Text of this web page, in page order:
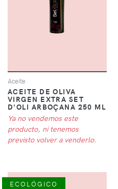
Aceite
ACEITE DE OLIVA
VIRGEN EXTRA SET
D'OLI ARBOÇANA 250 ML
Ya no vendemos este
producto, ni tenemos
previsto volver a venderlo.
ECOLÓGICO